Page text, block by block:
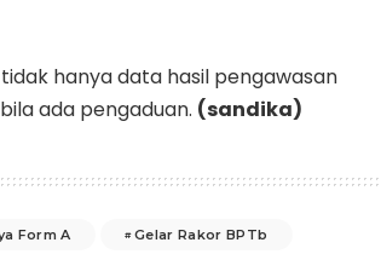
hanya data hasil pengawasan
ada pengaduan. (sandika)
Form A Gelar Rakor BPTb